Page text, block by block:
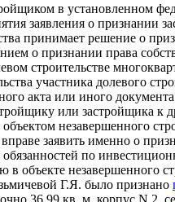
в установленном
заявления о
принимает решение о
о признании права
строительстве
участника долевого
акта или иного документа
или застройщика
незавершенного
заявить именно о
по
в объекте незавершенного
Г.Я. было признано
36,99 кв. м, корпус N 2,